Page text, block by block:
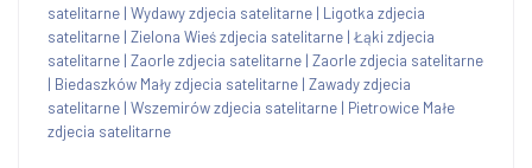
satelitarne | Wydawy zdjecia satelitarne | Ligotka zdjecia
satelitarne | Zielona Wieś zdjecia satelitarne | Łąki zdjecia
satelitarne | Zaorle zdjecia satelitarne | Zaorle zdjecia satelitarne
| Biedaszków Mały zdjecia satelitarne | Zawady zdjecia
satelitarne | Wszemirów zdjecia satelitarne | Pietrowice Małe
zdjecia satelitarne